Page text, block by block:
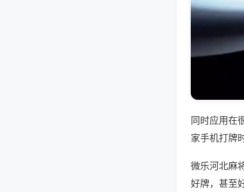
同时应用在
家手机打牌
微乐河北麻
好牌，甚至